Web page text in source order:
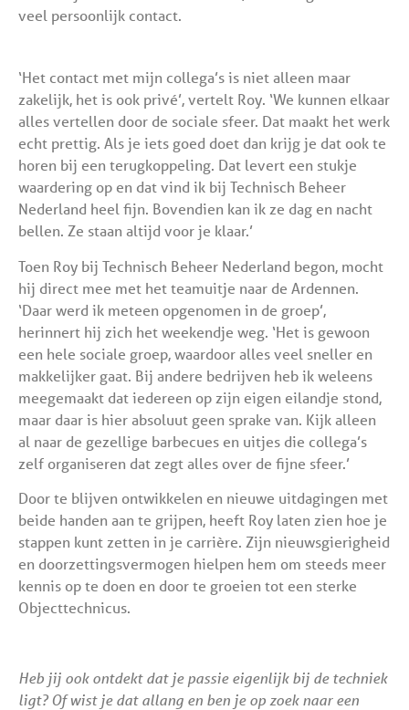
veel persoonlijk contact.
‘Het contact met mijn collega’s is niet alleen maar
zakelijk, het is ook privé’, vertelt Roy. ‘We kunnen elkaar
alles vertellen door de sociale sfeer. Dat maakt het werk
echt prettig. Als je iets goed doet dan krijg je dat ook te
horen bij een terugkoppeling. Dat levert een stukje
waardering op en dat vind ik bij Technisch Beheer
Nederland heel fijn. Bovendien kan ik ze dag en nacht
bellen. Ze staan altijd voor je klaar.’
Toen Roy bij Technisch Beheer Nederland begon, mocht
hij direct mee met het teamuitje naar de Ardennen.
‘Daar werd ik meteen opgenomen in de groep’,
herinnert hij zich het weekendje weg. ‘Het is gewoon
een hele sociale groep, waardoor alles veel sneller en
makkelijker gaat. Bij andere bedrijven heb ik weleens
meegemaakt dat iedereen op zijn eigen eilandje stond,
maar daar is hier absoluut geen sprake van. Kijk alleen
al naar de gezellige barbecues en uitjes die collega’s
zelf organiseren dat zegt alles over de fijne sfeer.’
Door te blijven ontwikkelen en nieuwe uitdagingen met
beide handen aan te grijpen, heeft Roy laten zien hoe je
stappen kunt zetten in je carrière. Zijn nieuwsgierigheid
en doorzettingsvermogen hielpen hem om steeds meer
kennis op te doen en door te groeien tot een sterke
Objecttechnicus.
Heb jij ook ontdekt dat je passie eigenlijk bij de techniek
ligt? Of wist je dat allang en ben je op zoek naar een